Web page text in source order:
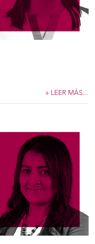
» LEER MÁS...